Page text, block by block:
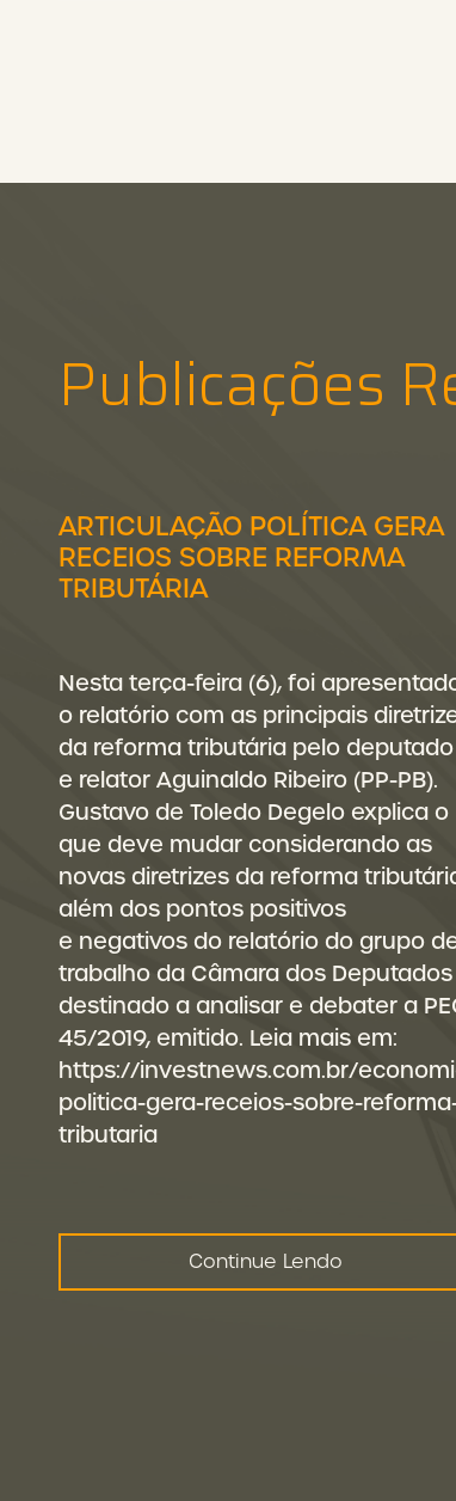
Publicações
ARTICULAÇÃO POLÍTICA GERA
RECEIOS SOBRE REFORMA
TRIBUTÁRIA
Nesta terça-feira (6), foi
o relatório com as principais
da reforma tributária pelo deputado
e relator Aguinaldo Ribeiro (PP-PB).
Gustavo de Toledo Degelo explica o
que deve mudar considerando as
novas diretrizes da reforma
além dos pontos positivos
e negativos do relatório do grupo
trabalho da Câmara dos Deputados
destinado a analisar e debater a
45/2019, emitido. Leia mais em:
https://investnews.com.br/
politica-gera-receios-sobre-
tributaria
Continue Lendo